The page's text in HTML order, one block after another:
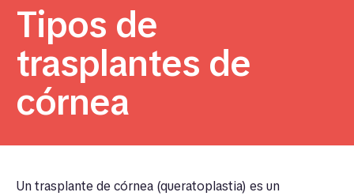
Tipos de
trasplantes de
córnea
Un trasplante de córnea (queratoplastia) es un